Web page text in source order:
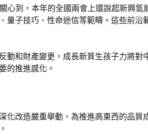
心到，本年的全國兩會上還說起新興氫
量子技巧、性命迷信等範疇。這些前沿
動和財產變更，成長新質生孩子力將對
的推進感化。
化改造嚴重舉動，為推進高東西的品質